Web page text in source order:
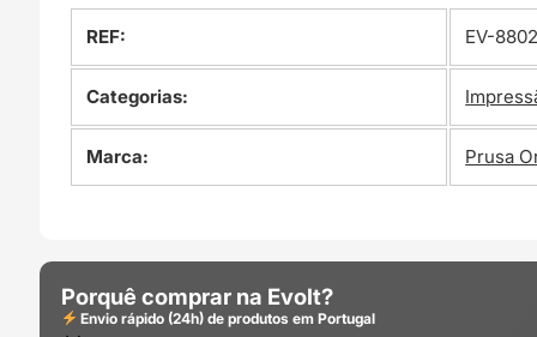
REF: EV-
Categorias:
Marca: Prusa
Porquê comprar na Evolt?
Envio rápido (24h) de produtos em Portugal